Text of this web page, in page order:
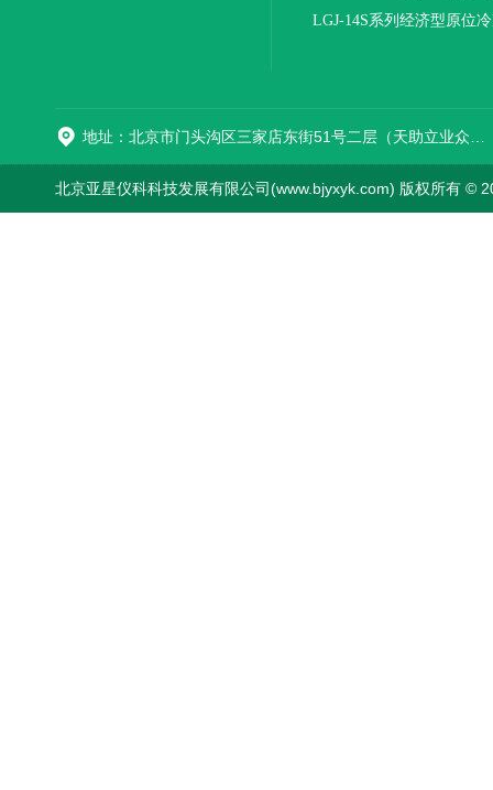
机(压盖型)
LGJ-14S系列经济型原位
北京亚星仪科科技发展有限公司(www.bjyxyk.com) 版权所有 ©